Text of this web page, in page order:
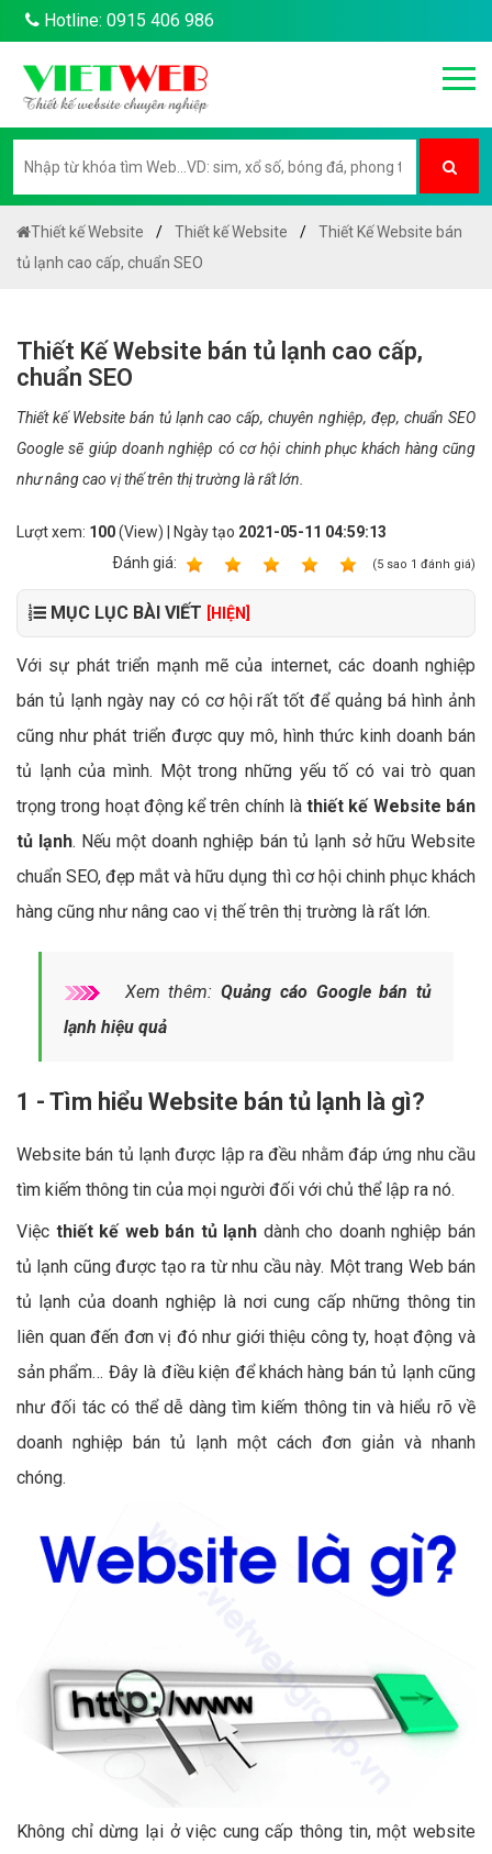
Hotline: 0915 406 986
Thiết kế Website Thiết kế Website
Thiết Kế Website bán
tủ lạnh cao cấp, chuẩn SEO
Thiết Kế Website bán tủ lạnh cao cấp,
chuẩn SEO
Thiết kế Website bán tủ lạnh cao cấp, chuyên nghiệp, đẹp, chuẩn SEO
Google sẽ giúp doanh nghiệp có cơ hội chinh phục khách hàng cũng
như nâng cao vị thế trên thị trường là rất lớn.
Lượt xem: 100(View) | Ngày tạo 2021-05-11 04:59:13
Ðánh giá:
(5 sao 1 đánh giá)
MỤC LỤC BÀI VIẾT [HIỆN]
Với sự phát triển mạnh mẽ của internet, các doanh nghiệp
bán tủ lạnh ngày nay có cơ hội rất tốt để quảng bá hình ảnh
cũng như phát triển được quy mô, hình thức kinh doanh bán
tủ lạnh của mình. Một trong những yếu tố có vai trò quan
trọng trong hoạt động kể trên chính làthiết kế Website bán
tủ lạnh. Nếu một doanh nghiệp bán tủ lạnh sở hữu Website
chuẩn SEO, đẹp mắt và hữu dụng thì cơ hội chinh phục khách
hàng cũng như nâng cao vị thế trên thị trường là rất lớn.
Xem thêm:Quảng cáo Google bán tủ
lạnh hiệu quả
1 - Tìm hiểu Website bán tủ lạnh là gì?
Website bán tủ lạnh được lập ra đều nhằm đáp ứng nhu cầu
tìm kiếm thông tin của mọi người đối với chủ thể lập ra nó.
Việc thiết kế web bán tủ lạnh dành cho doanh nghiệp bán
tủ lạnh cũng được tạo ra từ nhu cầu này. Một trang Web bán
tủ lạnh của doanh nghiệp là nơi cung cấp những thông tin
liên quan đến đơn vị đó như giới thiệu công ty, hoạt động và
sản phẩm… Đây là điều kiện để khách hàng bán tủ lạnh cũng
như đối tác có thể dễ dàng tìm kiếm thông tin và hiểu rõ về
doanh nghiệp bán tủ lạnh một cách đơn giản và nhanh
chóng.
Không chỉ dừng lại ở việc cung cấp thông tin, một website